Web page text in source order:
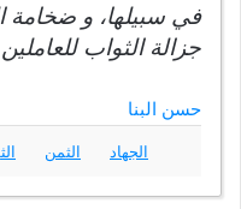
في سبيلها، و ضخامة
جزالة الثواب
حسن البنا
الجهاد الثمن